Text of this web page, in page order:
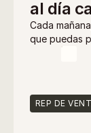
al día
Cada
que puedas
REP DE